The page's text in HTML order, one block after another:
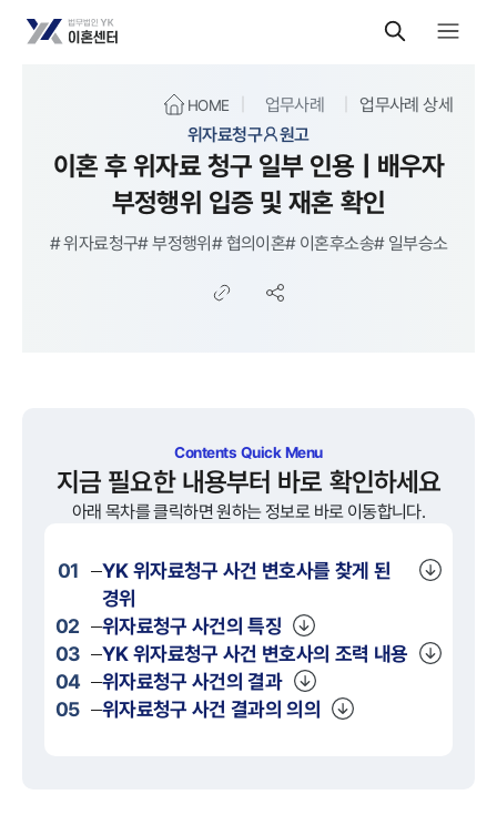
HOME 업무사례
업무사례 상세
위자료청구
원고
이혼 후 위자료 청구 일부 인용 | 배우자
부정행위 입증 및 재혼 확인
#위자료청구#부정행위#협의이혼#이혼후소송#일부승소
Contents Quick Menu
지금 필요한 내용부터 바로 확인하세요
아래 목차를 클릭하면 원하는 정보로 바로 이동합니다.
01 YK위자료청구 사건 변호사를 찾게 된
경위
02
위자료청구 사건의 특징
03
YK위자료청구 사건 변호사의 조력 내용
04
위자료청구 사건의 결과
05
위자료청구 사건 결과의 의의